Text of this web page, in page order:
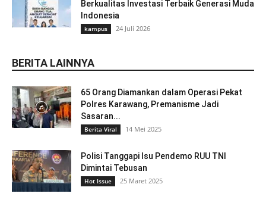
Berkualitas Investasi Terbaik Generasi Muda
Indonesia
kampus 24 Juli 2026
BERITA LAINNYA
65 Orang Diamankan dalam Operasi Pekat
Polres Karawang, Premanisme Jadi
Sasaran...
Berita Viral 14 Mei 2025
Polisi Tanggapi Isu Pendemo RUU TNI
Dimintai Tebusan
Hot Issue 25 Maret 2025